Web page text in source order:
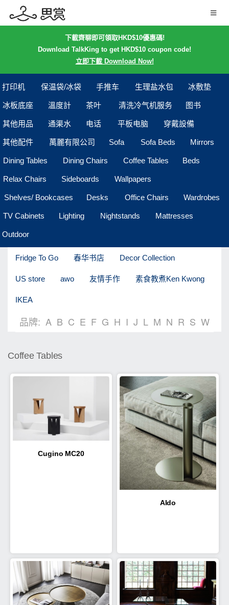
下載齊聊即可領取HKD$10優惠碼!
Download TalkKing to get HKD$10 coupon code!
立即下載 Download Now!
打印机 保温袋/冰袋 手推车 生理盐水包 冰敷垫
冰板底座 溫度計 茶叶 清洗冷气机服务 图书
其他用品 通渠水 电话 平板电脑 穿戴設備
其他配件 萬麗有限公司 Sofa Sofa Beds Mirrors
Dining Tables Dining Chairs Coffee Tables Beds
Relax Chairs Sideboards Wallpapers
Shelves/ Bookcases Desks Office Chairs Wardrobes
TV Cabinets Lighting Nightstands Mattresses
Outdoor
Fridge To Go 春华书店 Decor Collection
US store awo 友情手作 素食教煮Ken Kwong
IKEA
品牌: A B C E F G H I J L M N R S W
Coffee Tables
Cugino MC20
Aldo